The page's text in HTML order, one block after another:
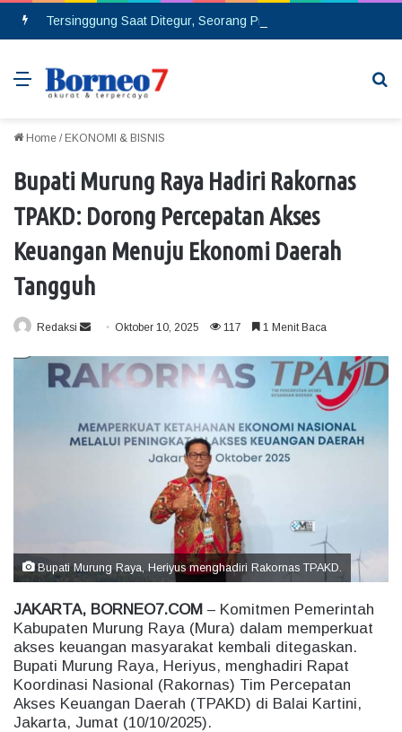
Menu
Home / EKONOMI & BISNIS
Bupati Murung Raya Hadiri Rakornas
TPAKD: Dorong Percepatan Akses
Keuangan Menuju Ekonomi Daerah
Tangguh
Redaksi
n
n
Oktober 10, 2025 117 1 Menit Baca
Bupati Murung Raya, Heriyus menghadiri Rakornas TPAKD.
JAKARTA, BORNEO7.COM – Komitmen Pemerintah
Kabupaten Murung Raya (Mura) dalam memperkuat
akses keuangan masyarakat kembali ditegaskan.
Bupati Murung Raya, Heriyus, menghadiri Rapat
Koordinasi Nasional (Rakornas) Tim Percepatan
Akses Keuangan Daerah (TPAKD) di Balai Kartini,
Jakarta, Jumat (10/10/2025).